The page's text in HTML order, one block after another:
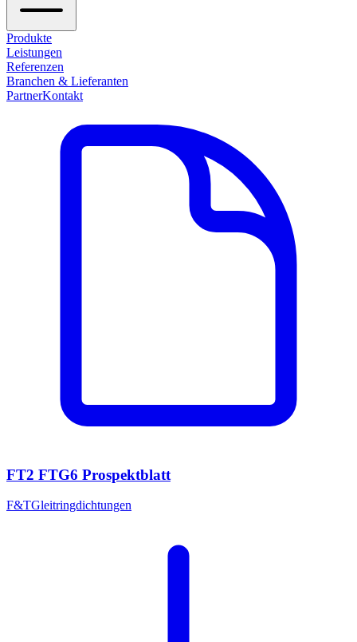
Produkte
Leistungen
Referenzen
Branchen & Lieferanten
PartnerKontakt
FT2 FTG6 Prospektblatt
F&TGleitringdichtungen